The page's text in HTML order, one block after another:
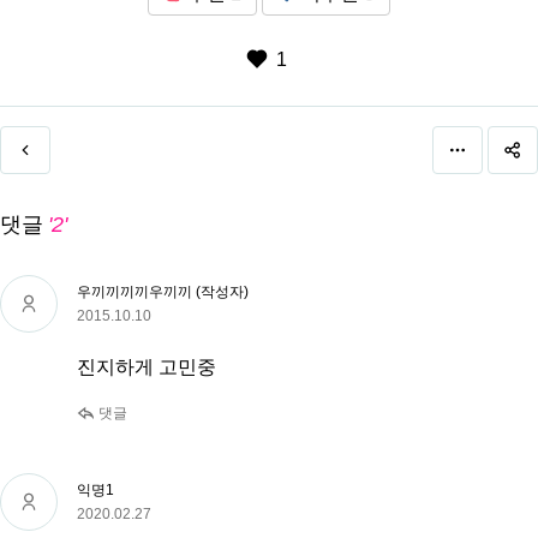
1
댓글 '2'
우끼끼끼끼우끼끼 (작성자)
2015.10.10
진지하게 고민중
댓글
익명1
2020.02.27